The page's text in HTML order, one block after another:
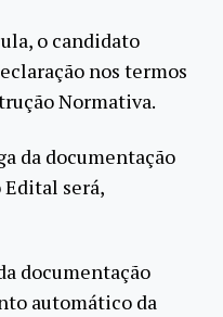
o candidato
nos termos
Normativa.
da documentação
Edital será,
documentação
automático da